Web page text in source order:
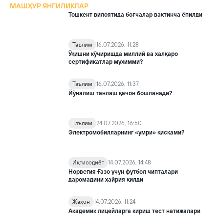
МАШҲУР ЯНГИЛИКЛАР
Тошкент вилоятида боғчалар вақтинча ёпилди
Таълим
16.07.2026, 11:28
Ўқишни кўчиришда миллий ва халқаро
сертификатлар муҳимми?
Таълим
16.07.2026, 11:37
Йўналиш танлаш қачон бошланади?
Таълим
24.07.2026, 16:50
Электромобилларнинг «умри» қисқами?
Иқтисодиёт 14.07.2026, 14:48
Норвегия Ғазо учун футбол чипталари
даромадини хайрия қилди
Жаҳон
14.07.2026, 11:24
Академик лицейларга кириш тест натижалари